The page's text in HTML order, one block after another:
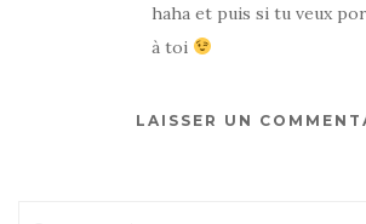
haha et puis si tu veux
à toi
LAISSER UN